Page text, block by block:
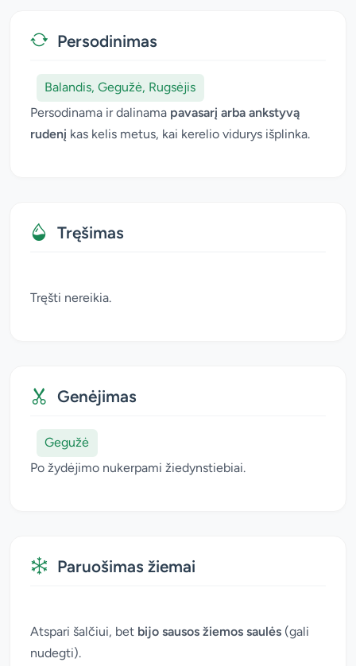
Persodinimas
Balandis, Gegužė, Rugsėjis
Persodinama ir dalinama pavasarį arba ankstyvą
rudenį kas kelis metus, kai kerelio vidurys išplinka.
Tręšimas
Tręšti nereikia.
Genėjimas
Gegužė
Po žydėjimo nukerpami žiedynstiebiai.
Paruošimas žiemai
Atspari šalčiui, bet bijo sausos žiemos saulės (gali
nudegti).